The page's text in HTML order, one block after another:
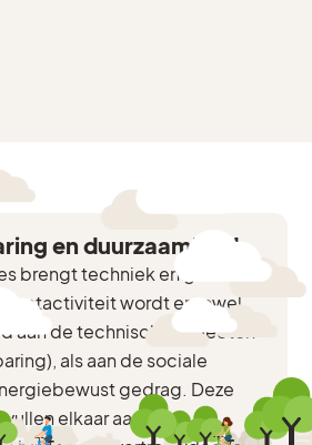
en duurzaamheid
brengt techniek en gedrag
wordt er zowel
aan de technische aspecten
als aan de sociale
gedrag. Deze
elkaar aan.